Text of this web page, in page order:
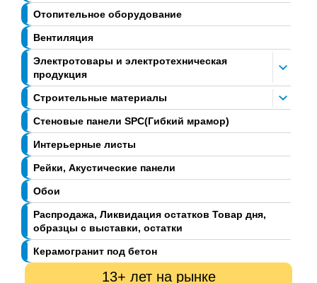
Отопительное оборудование
Вентиляция
Электротовары и электротехническая
продукция
Строительные материалы
Стеновые панели SPC(Гибкий мрамор)
Интерьерные листы
Рейки, Акустические панели
Обои
Распродажа, Ликвидация остатков Товар дня,
образцы с выставки, остатки
Керамогранит под бетон
13+ лет на рынке